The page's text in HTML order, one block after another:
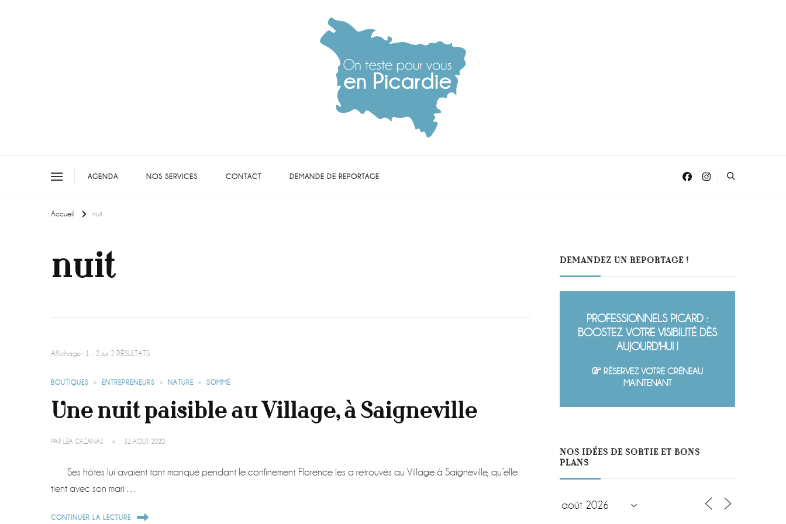
AGENDA NOS SERVICES CONTACT DEMANDE DE REPORTAGE
Accueil nuit
nuit
Affichage : 1 - 2 sur 2 RÉSULTATS
BOUTIQUES ENTREPRENEURS NATURE SOMME
Une nuit paisible au Village, à Saigneville
PAR LÉA CAZANAS 31 AOÛT 2020
Ses hôtes lui avaient tant manqué pendant le confinement. Florence les a retrouvés au Village à Saigneville, qu’elle
tient avec son mari …
CONTINUER LA LECTURE
DEMANDEZ UN REPORTAGE !
PROFESSIONNELS PICARD :
BOOSTEZ VOTRE VISIBILITÉ DÈS
AUJOURD'HUI !
RÉSERVEZ VOTRE CRÉNEAU
MAINTENANT
NOS IDÉES DE SORTIE ET BONS
PLANS